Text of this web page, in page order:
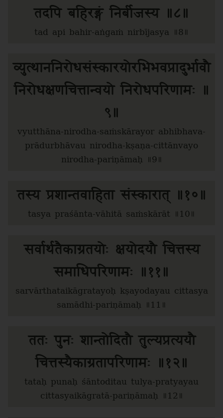
तदपि बहिरङ्गं निर्बीजस्य ॥८॥
tad api bahir-aṅgaṁ nirbījasya ॥8॥
व्युत्थाननिरोधसंस्कारयोरभिभवप्रादुर्भावौ
निरोधक्षणचित्तान्वयो निरोधपरिणामः ॥
९॥
vyutthāna-nirodha-saṁskārayor abhibhava-
prādurbhāvau nirodha-kṣaṇa-cittānvayo
nirodha-pariṇāmaḥ ॥9॥
तस्य प्रशान्तवाहिता संस्कारात् ॥१०॥
tasya praśānta-vāhitā saṁskārāt ॥10॥
सर्वार्थतैकाग्रतयोः क्षयोदयौ चित्तस्य
समाधिपरिणामः ॥११॥
sarvārthataikāgratayoḥ kṣayodayau cittasya
samādhi-pariṇāmaḥ ॥11॥
ततः पुनः शान्तोदितौ तुल्यप्रत्ययौ
चित्तस्यैकाग्रतापरिणामः ॥१२॥
tataḥ punaḥ śāntoditau tulya-pratyayau
cittasyaikāgratā-pariṇāmaḥ ॥12॥